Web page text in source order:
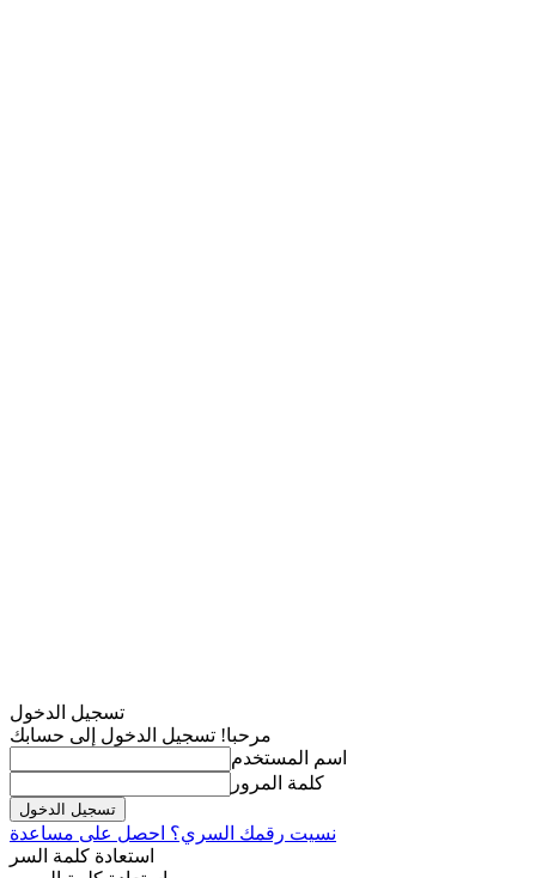
تسجيل الدخول
مرحبا! تسجيل الدخول إلى حسابك
اسم المستخدم
كلمة المرور
نسيت رقمك السري؟ احصل على مساعدة
استعادة كلمة السر